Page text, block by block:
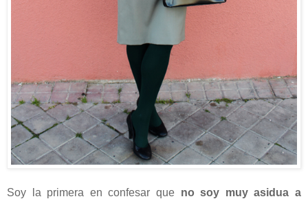
Soy la primera en confesar que no soy muy asidua a